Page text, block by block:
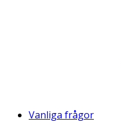
Vanliga frågor